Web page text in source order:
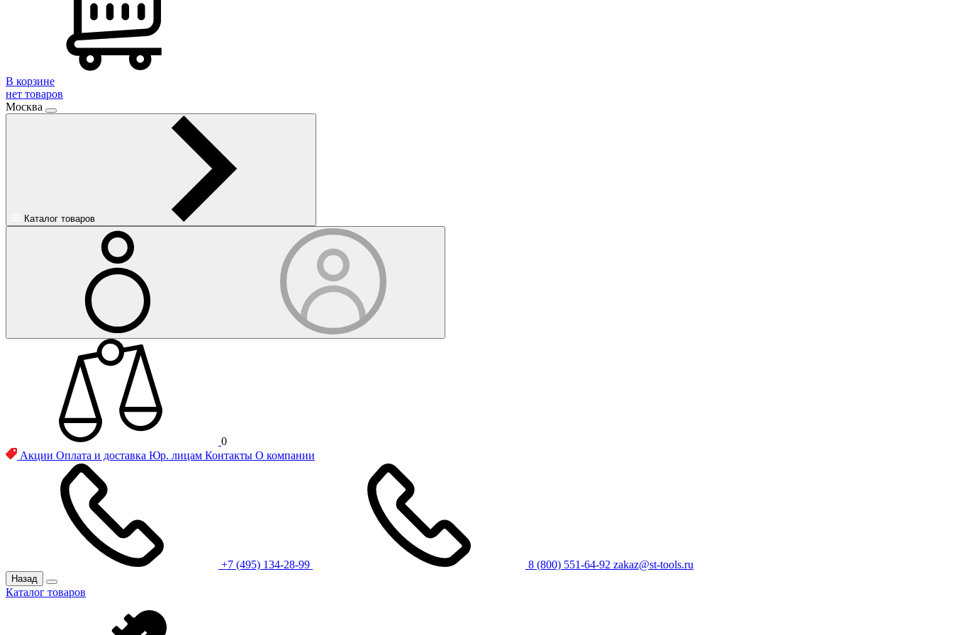
В корзине
нет товаров
Москва
Каталог товаров
0
Акции Оплата и доставка Юр. лицам Контакты О компании
+7 (495) 134-28-99 8 (800) 551-64-92 zakaz@st-tools.ru
Назад
Каталог товаров